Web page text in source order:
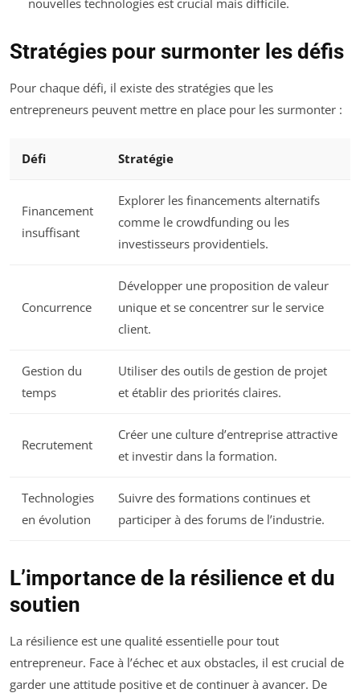
Stratégies pour surmonter les défis
Pour chaque défi, il existe des stratégies que les
entrepreneurs peuvent mettre en place pour les surmonter :
Défi Stratégie
Financement
insuffisant
Explorer les financements alternatifs
comme le crowdfunding ou les
investisseurs providentiels.
Concurrence
Développer une proposition de valeur
unique et se concentrer sur le service
client.
Gestion du
temps
Utiliser des outils de gestion de projet
et établir des priorités claires.
Recrutement
Créer une culture d’entreprise attractive
et investir dans la formation.
Technologies
en évolution
Suivre des formations continues et
participer à des forums de l’industrie.
L’importance de la résilience et du
soutien
La résilience est une qualité essentielle pour tout
entrepreneur. Face à l’échec et aux obstacles, il est crucial de
garder une attitude positive et de continuer à avancer. De